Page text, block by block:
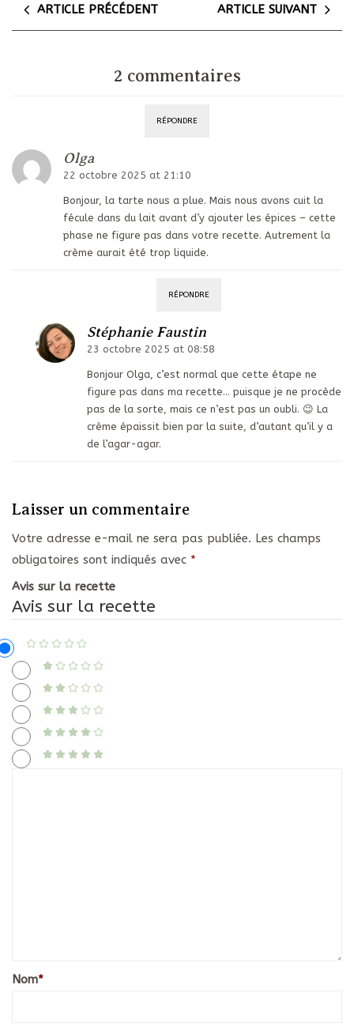
ARTICLE PRÉCÉDENT ARTICLE SUIVANT
2 commentaires
RÉPONDRE
Olga
22 octobre 2025 at 21:10
Bonjour, la tarte nous a plue. Mais nous avons cuit la
fécule dans du lait avant d’y ajouter les épices – cette
phase ne figure pas dans votre recette. Autrement la
crème aurait été trop liquide.
RÉPONDRE
Stéphanie Faustin
23 octobre 2025 at 08:58
Bonjour Olga, c’est normal que cette étape ne
figure pas dans ma recette… puisque je ne procède
pas de la sorte, mais ce n’est pas un oubli. 😉 La
crème épaissit bien par la suite, d’autant qu’il y a
de l’agar-agar.
Laisser un commentaire
Votre adresse e-mail ne sera pas publiée. Les champs
obligatoires sont indiqués avec *
Avis sur la recette
Avis sur la recette
Nom*